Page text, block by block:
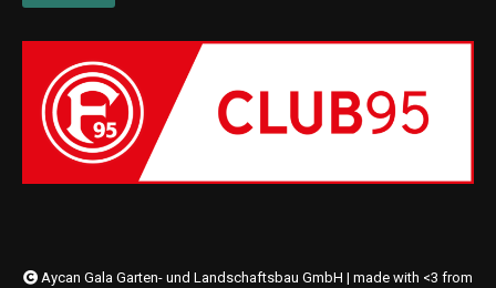
Aycan Gala Garten- und Landschaftsbau GmbH | made with <3 from